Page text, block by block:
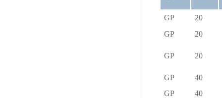
GP
20
GP
20
GP 20
GP
40
GP
40